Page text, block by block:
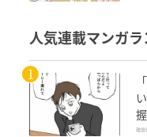
人気連載マンガラ
離婚